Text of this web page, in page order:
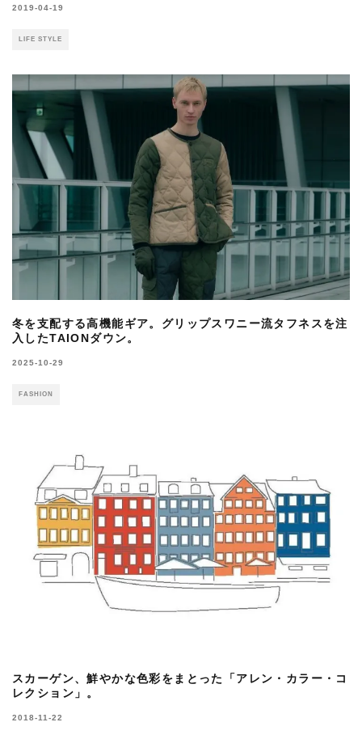
2019-04-19
LIFE STYLE
冬を支配する高機能ギア。グリップスワニー流タフネスを注
入したTAIONダウン。
2025-10-29
FASHION
スカーゲン、鮮やかな色彩をまとった「アレン・カラー・コ
レクション」。
2018-11-22